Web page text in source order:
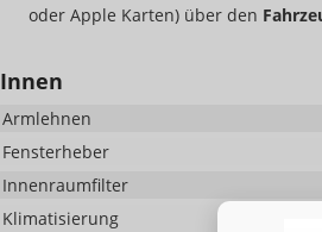
oder Apple Karten) über den
Innen
Armlehnen
Fensterheber
Innenraumfilter
Klimatisierung